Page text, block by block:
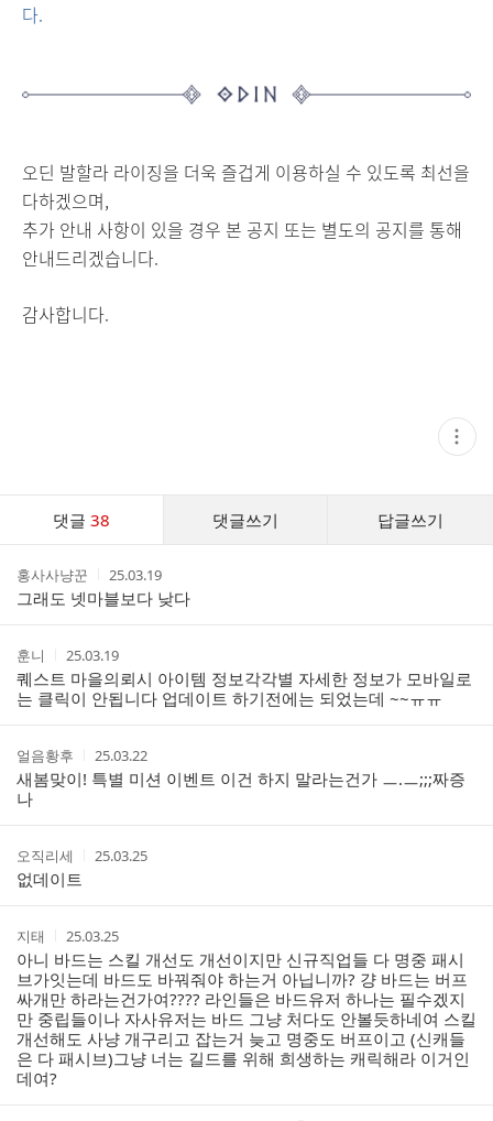
다.
오딘 발할라 라이징을 더욱 즐겁게 이용하실 수 있도록 최선을
다하겠으며,
추가 안내 사항이 있을 경우 본 공지 또는 별도의 공지를 통해
안내드리겠습니다.
감사합니다.
현
재
글
기
댓글38 댓글쓰기 답글쓰기
스
작
성
자
홍사사냥꾼
작
성
시
간
25.03.19
그래도 넷마블보다 낮다
작
성
자
훈니
작
성
시
간
25.03.19
퀘스트 마을의뢰시 아이템 정보각각별 자세한 정보가 모바일로
는 클릭이 안됩니다 업데이트 하기전에는 되었는데 ~~ㅠㅠ
작
성
자
얼음황후
작
성
시
25.03.22
새봄맞이! 특별 미션 이벤트 이건 하지 말라는건가 ㅡ.ㅡ;;;짜증
나
작
성
자
오직리세
작
간
25.03.25
없데이트
작
성
자
지태
작
성
시
간
25.03.25
아니 바드는 스킬 개선도 개선이지만 신규직업들 다 명중 패시
브가잇는데 바드도 바꿔줘야 하는거 아닙니까? 걍 바드는 버프
싸개만 하라는건가여???? 라인들은 바드유저 하나는 필수겠지
만 중립들이나 자사유저는 바드 그냥 처다도 안볼듯하네여 스킬
개선해도 사냥 개구리고 잡는거 늦고 명중도 버프이고 (신캐들
은 다 패시브)그냥 너는 길드를 위해 희생하는 캐릭해라 이거인
데여?